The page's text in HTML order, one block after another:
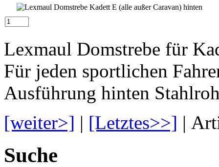
Lexmaul Domstrebe für
Für jeden sportlichen
Ausführung hinten
[weiter>] | [Letztes>>] |
Suche